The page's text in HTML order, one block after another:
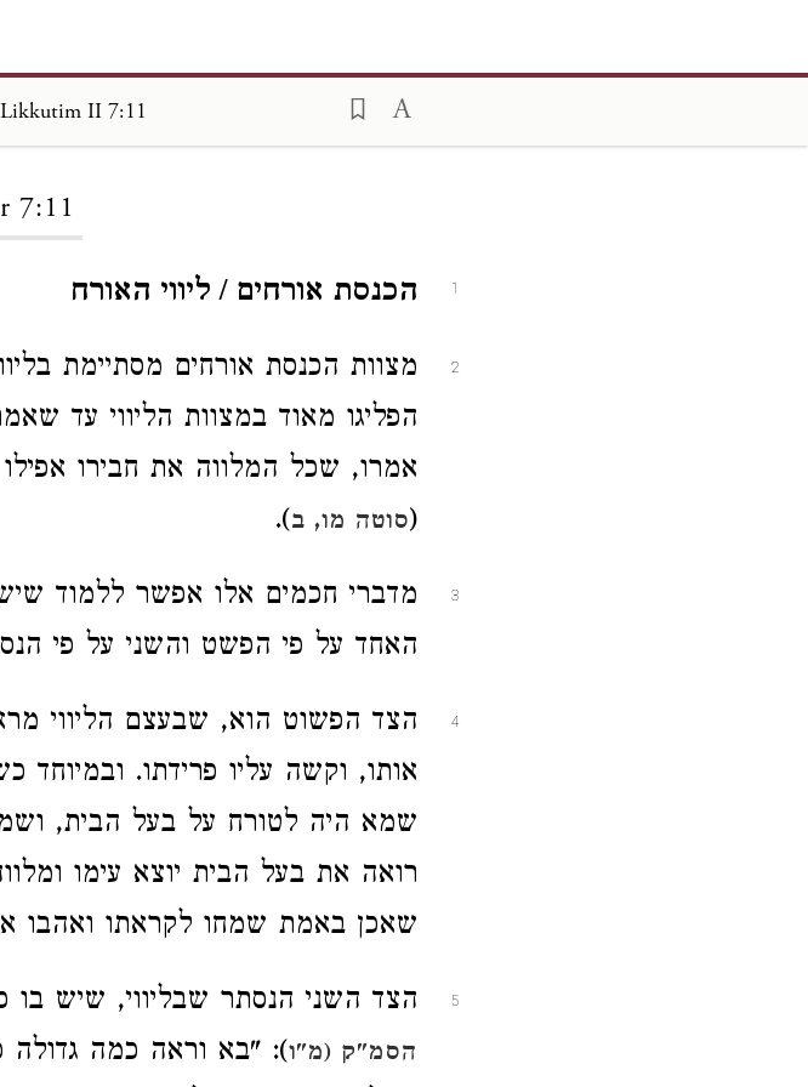
Likkutim II 7:11
7:11
1 הכנסת אורחים / ליווי האורח
2
מצוות הכנסת אורחים מסתיימת
הפליגו מאוד במצוות הליווי עד
אמרו, שכל המלווה את חבירו
(סוטה מו, ב).
3
מדברי חכמים אלו אפשר ללמוד
האחד על פי הפשט והשני על פי
4
הצד הפשוט הוא, שבעצם הליווי
אותו, וקשה עליו פרידתו.
שמא היה לטורח על בעל הבית,
רואה את בעל הבית יוצא עימו
שאכן באמת שמחו לקראתו ואהבו
5 הצד השני הנסתר שבליווי, שיש בו
הסמ"ק (מ"ו): "בא וראה כמה גדולה